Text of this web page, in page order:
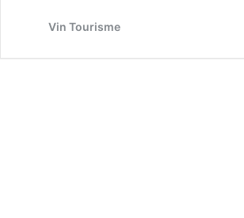
Vin Tourisme